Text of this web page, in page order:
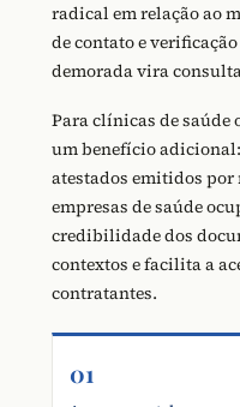
radical em relação ao
de contato e
demorada vira
Para clínicas de
um benefício
atestados emitidos
empresas de saúde
credibilidade dos
contextos e facilita a
contratantes.
01